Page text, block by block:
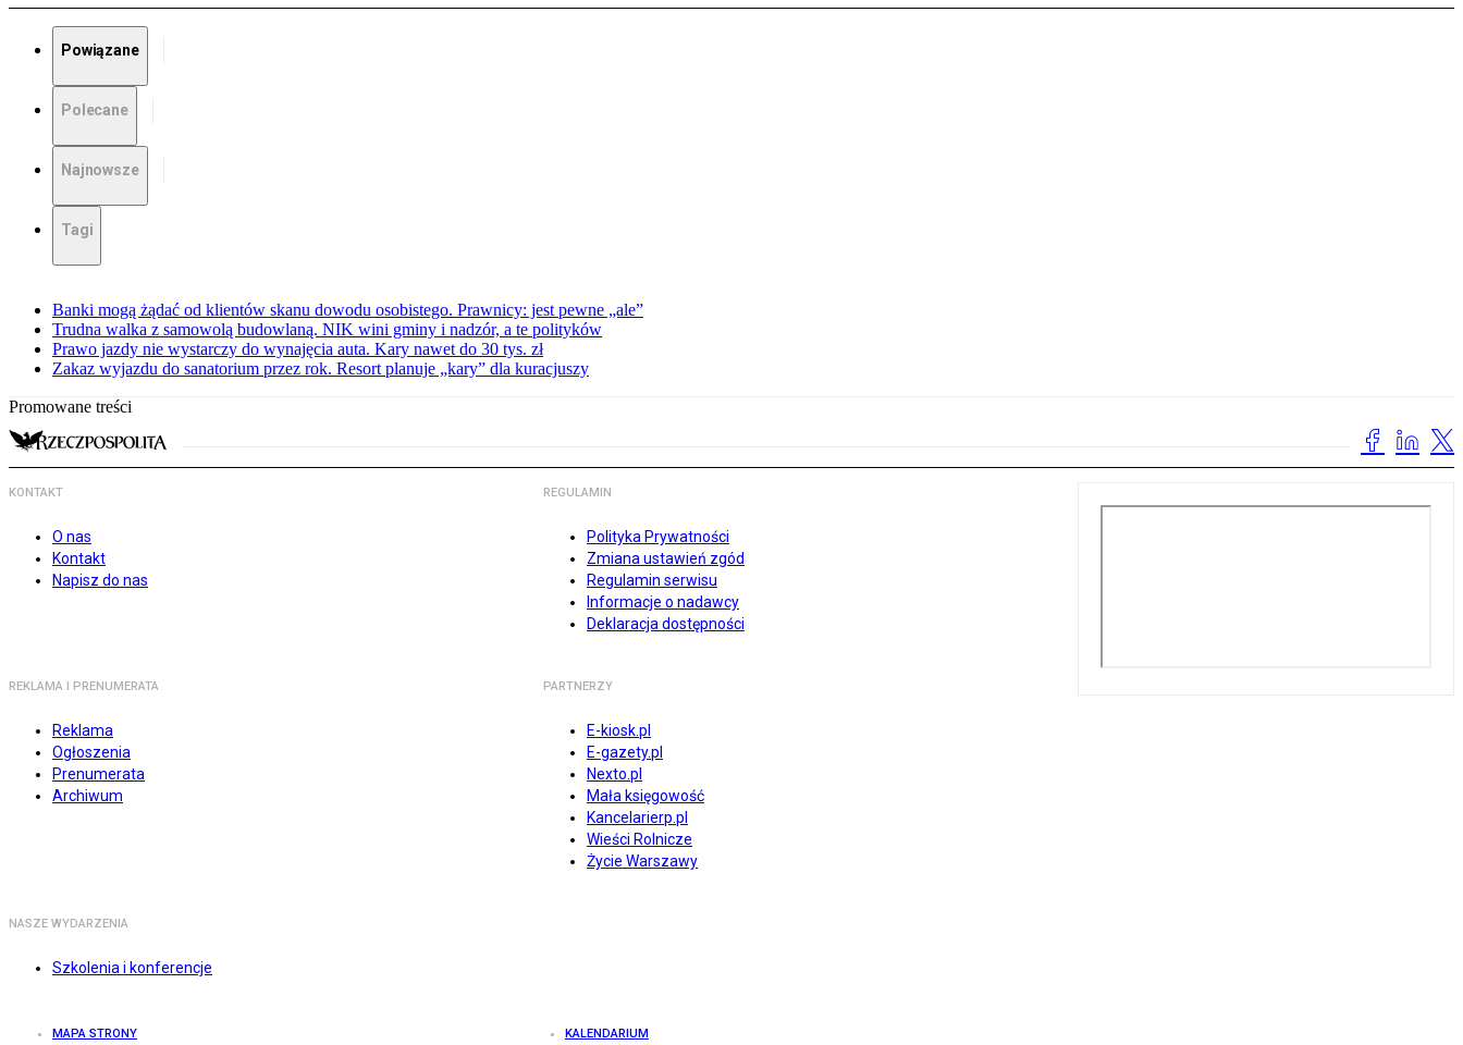
Powiązane
Polecane
Najnowsze
Tagi
Banki mogą żądać od klientów skanu dowodu osobistego. Prawnicy: jest pewne „ale”
Trudna walka z samowolą budowlaną. NIK wini gminy i nadzór, a te polityków
Prawo jazdy nie wystarczy do wynajęcia auta. Kary nawet do 30 tys. zł
Zakaz wyjazdu do sanatorium przez rok. Resort planuje „kary” dla kuracjuszy
Promowane treści
KONTAKT
O nas
Kontakt
Napisz do nas
REGULAMIN
Polityka Prywatności
Zmiana ustawień zgód
Regulamin serwisu
Informacje o nadawcy
Deklaracja dostępności
REKLAMA I PRENUMERATA
Reklama
Ogłoszenia
Prenumerata
Archiwum
PARTNERZY
E-kiosk.pl
E-gazety.pl
Nexto.pl
Mała księgowość
Kancelarierp.pl
Wieści Rolnicze
Życie Warszawy
NASZE WYDARZENIA
Szkolenia i konferencje
MAPA STRONY KALENDARIUM